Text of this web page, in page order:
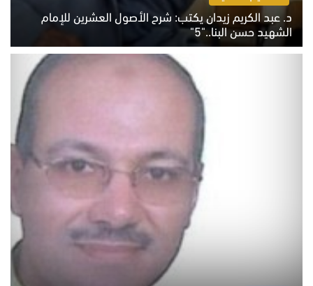
د. عبد الكريم زيدان يكتب: شرح الأصول العشرين للإمام
الشهيد حسن البنا.."5"
السبت 8 أغسطس 2026 10:46 ص